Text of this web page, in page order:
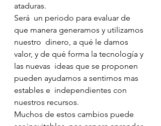
ataduras.
Será  un periodo para evaluar de
que manera generamos y utilizamos
nuestro  dinero, a qué le damos
valor, y de qué forma la tecnología y
las nuevas  ideas que se proponen
pueden ayudarnos a sentirnos mas
estables e  independientes con
nuestros recursos.
Muchos de estos cambios puede